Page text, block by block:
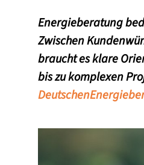
Energieberatung
Zwischen
braucht es klare
bis zu komplexen